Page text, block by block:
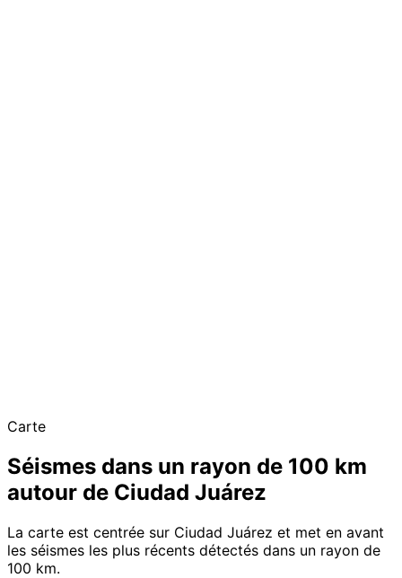
Carte
Séismes dans un rayon de 100 km
autour de Ciudad Juárez
La carte est centrée sur Ciudad Juárez et met en avant
les séismes les plus récents détectés dans un rayon de
100 km.